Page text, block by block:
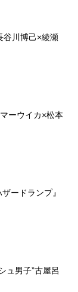
谷川博己×綾瀬
ーウイカ×松本
ードランプ』
ュ男子”古屋呂